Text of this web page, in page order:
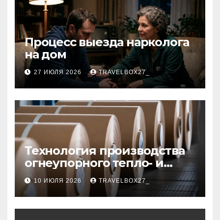
Процесс выезда нарколога
на дом
27 ИЮЛЯ 2026 TRAVELBOX27_
Технология производства
огнеупорного тепло- и
звукоизоляционного
картона из
муллитокремнеземистого
волокна
10 ИЮЛЯ 2026 TRAVELBOX27_